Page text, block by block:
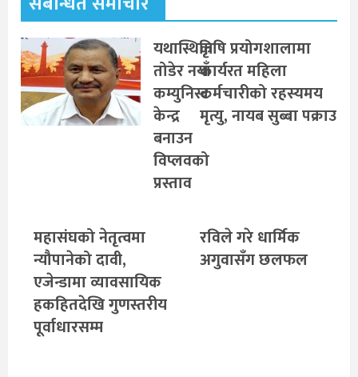
यथास्थिति
तोडेर नयाँ
कम्युनिस्ट
केन्द्र
बनाउन
विप्लवको
प्रस्ताव
कृषि प्रयोगशालामा
कार्यरत महिला
कर्मचारीको रहस्यमय
मृत्यु, नायब सुब्बा पक्राउ
महासंघको नेतृत्वमा
न्यौपानेको दावी,
एजेन्डामा व्यावसायिक
हकहितदेखि गुणस्तरीय
पूर्वाधारसम्म
रविले गरे धार्मिक
अगुवासँग छलफल